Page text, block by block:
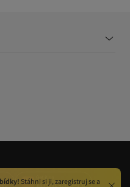
Stáhni si ji, zaregistruj se a